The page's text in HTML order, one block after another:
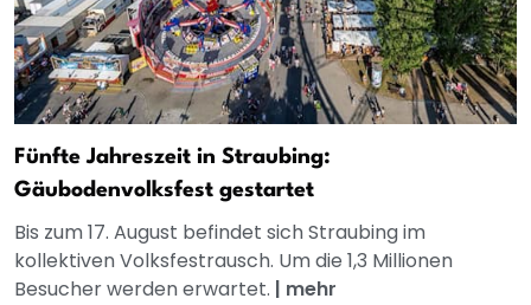
Fünfte Jahreszeit in Straubing:
Gäubodenvolksfest gestartet
Bis zum 17. August befindet sich Straubing im
kollektiven Volksfestrausch. Um die 1,3 Millionen
Besucher werden erwartet. | mehr